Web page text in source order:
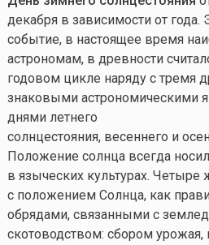
декабря в зависимости от года.
событие, в настоящее время
астрономам, в древности
годовом цикле наряду с тремя
знаковыми астрономическими
днями летнего
солнцестояния, весеннего и
Положение солнца всегда
в языческих культурах. Четыре
с положением Солнца, как
обрядами, связанными с
скотоводством: сбором